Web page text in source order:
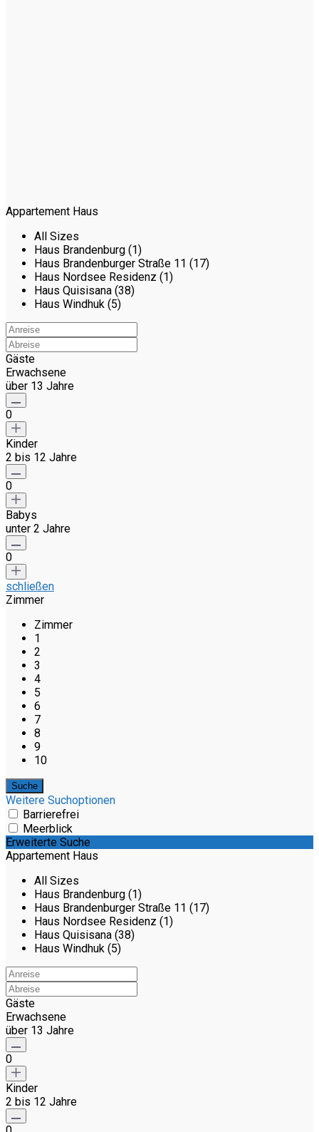
Appartement Haus
All Sizes
Haus Brandenburg (1)
Haus Brandenburger Straße 11 (17)
Haus Nordsee Residenz (1)
Haus Quisisana (38)
Haus Windhuk (5)
Gäste
Erwachsene
über 13 Jahre
0
Kinder
2 bis 12 Jahre
0
Babys
unter 2 Jahre
0
schließen
Zimmer
Zimmer
1
2
3
4
5
6
7
8
9
10
Weitere Suchoptionen
Barrierefrei
Meerblick
Erweiterte Suche
Appartement Haus
All Sizes
Haus Brandenburg (1)
Haus Brandenburger Straße 11 (17)
Haus Nordsee Residenz (1)
Haus Quisisana (38)
Haus Windhuk (5)
Gäste
Erwachsene
über 13 Jahre
0
Kinder
2 bis 12 Jahre